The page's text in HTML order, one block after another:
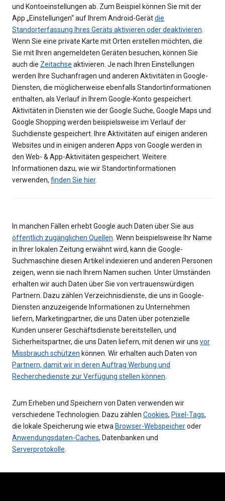
und Kontoeinstellungen ab. Zum Beispiel können Sie mit der
App „Einstellungen“ auf Ihrem Android-Gerätdie
Standorterfassung Ihres Geräts aktivieren oder deaktivieren
Wenn Sie eine private Karte mit Orten erstellen möchten, die
Sie mit Ihren angemeldeten Geräten besuchen, können Sie
auch die Zeitachse aktivieren. Je nach Ihren Einstellungen
werden Ihre Suchanfragen und anderen Aktivitäten in Google-
Diensten, die möglicherweise ebenfalls Standortinformationen
enthalten, als Verlauf in Ihrem Google-Konto gespeichert.
Aktivitäten in Diensten wie der Google Suche, Google Maps und
Google Shopping werden beispielsweise im Verlauf der
Suchdienste gespeichert. Ihre Aktivitäten auf einigen anderen
Websites und in einigen anderen Apps von Google werden in
den Web- & App-Aktivitäten gespeichert. Weitere
Informationen dazu, wie wir Standortinformationen
verwenden, finden Sie hier.
In manchen Fällen erhebt Google auch Daten über Sie aus
öffentlich zugänglichen Quellen . Wenn beispielsweise Ihr Name
in Ihrer lokalen Zeitung erwähnt wird, kann die Google-
Suchmaschine diesen Artikel indexieren und anderen Personen
zeigen, wenn sie nach Ihrem Namen suchen. Unter Umständen
erhalten wir auch Daten über Sie von vertrauenswürdigen
Partnern. Dazu zählen Verzeichnisdienste, die uns in Google-
Diensten anzuzeigende Informationen zu Unternehmen
liefern, Marketingpartner, die uns Daten über potenzielle
Kunden unserer Geschäftsdienste bereitstellen, und
Sicherheitspartner, die uns Daten liefern, mit denen wir uns vor
Missbrauch schützen können. Wir erhalten auch Daten von
Partnern, damit wir in deren Auftrag Werbung und
Recherchedienste zur Verfügung stellen können
Zum Erheben und Speichern von Daten verwenden wir
verschiedene Technologien. Dazu zählen Cookies, Pixel-Tags,
die lokale Speicherung wie etwa Browser-Webspeicheroder
Anwendungsdaten-Caches, Datenbanken und
Serverprotokolle